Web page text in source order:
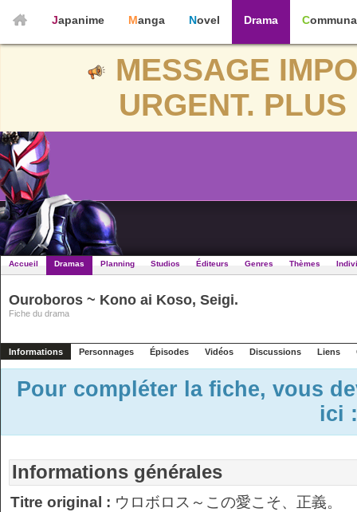
Japanime Manga Novel Drama
MESSAGE
URGENT.
Accueil Dramas Planning Studios Éditeurs Genres Thèmes
Ouroboros ~ Kono ai Koso, Seigi.
Fiche du drama
Informations Personnages Épisodes Vidéos Discussions Liens
Pour compléter la fiche, vous
ici
Informations générales
Titre original : ウロボロス～この愛こそ、正義。